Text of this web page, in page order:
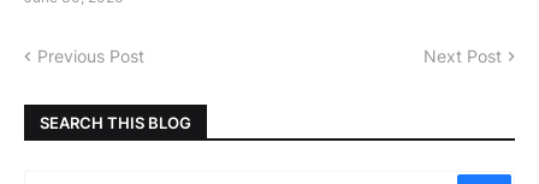
Previous Post Next Post
SEARCH THIS BLOG